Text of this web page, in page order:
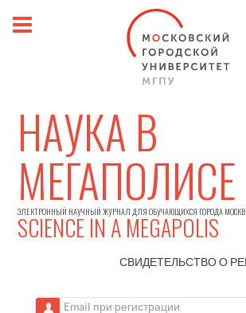
НАУКА В
МЕГАПОЛИСЕ
ЭЛЕКТРОННЫЙ НАУЧНЫЙ ЖУРНАЛ ДЛЯ ОБУЧАЮЩИХСЯ ГОРОДА
SCIENCE IN A MEGAPOLIS
СВИДЕТЕЛЬСТВО О
Email при регистрации